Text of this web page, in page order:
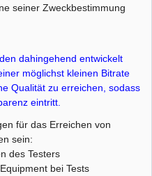
seiner Zweckbestimmung
dahingehend entwickelt
möglichst kleinen Bitrate
Qualität zu erreichen, sodass
eintritt.
für das Erreichen von
sein:
des Testers
bei Tests